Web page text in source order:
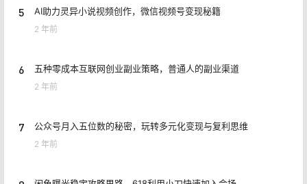
5 AI助力灵异小说视频创作，微信视频号变现秘籍
2 年前
6 五种零成本互联网创业副业策略，普通人的副业渠道
2 年前
7 公众号月入五位数的秘密，玩转多元化变现与复利思维
2 年前